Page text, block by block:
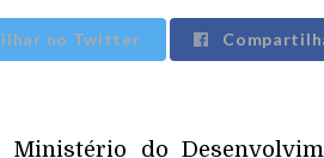
no Twitter
Ministério do